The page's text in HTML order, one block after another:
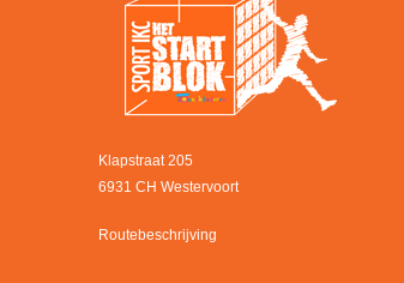
Klapstraat 205
6931 CH Westervoort
Routebeschrijving